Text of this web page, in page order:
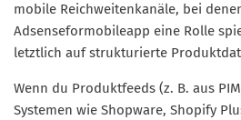
mobile Reichweitenkanäle, bei
Adsenseformobileapp eine Rolle
letztlich auf strukturierte
Wenn du Produktfeeds (z. B. aus
Systemen wie Shopware, Shopify